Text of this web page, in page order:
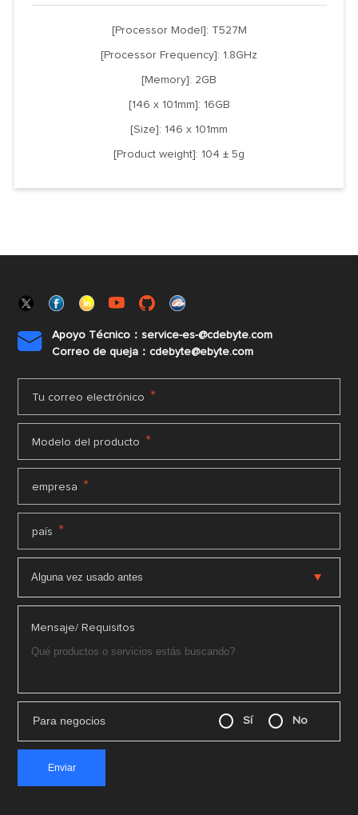
[Processor Model]: T527M
[Processor Frequency]: 1.8GHz
[Memory]: 2GB
[146 x 101mm]: 16GB
[Size]: 146 x 101mm
[Product weight]: 104 ± 5g

Apoyo Técnico：service-es-@cdebyte.com
Correo de queja：cdebyte@ebyte.com
Tu correo electrónico *
Modelo del producto *
empresa *
país *
Mensaje/ Requisitos
Para negocios Sí No